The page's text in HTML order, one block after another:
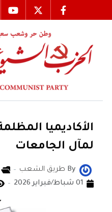
الأكاديميا
لمآل الجامعات
By طريق الشعب
01 شباط/فبراير 2026